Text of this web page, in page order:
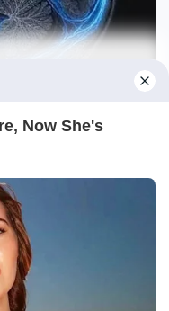
cookies e outras
conteúdo de seu
concorda com tal
CONCORDO